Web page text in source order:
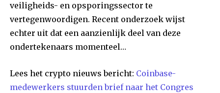
veiligheids- en opsporingssector te
vertegenwoordigen. Recent onderzoek wijst
echter uit dat een aanzienlijk deel van deze
ondertekenaars momenteel…
Lees het crypto nieuws bericht: Coinbase-
medewerkers stuurden brief naar het Congres